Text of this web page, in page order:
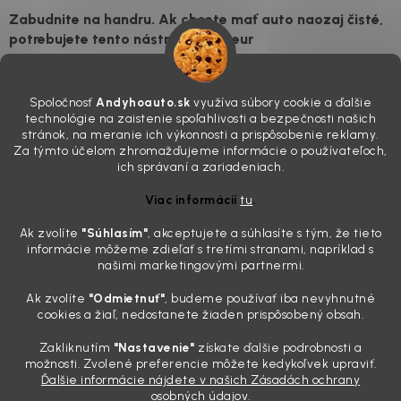
Spoločnosť Andyhoauto.sk využíva súbory cookie a ďalšie
technológie na zaistenie spoľahlivosti a bezpečnosti našich
stránok, na meranie ich výkonnosti a prispôsobenie reklamy.
Za týmto účelom zhromažďujeme informácie o používateľoch,
ich správaní a zariadeniach.
Viac informáciítu.
Ak zvolíte "Súhlasím", akceptujete a súhlasíte s tým, že tieto
informácie môžeme zdieľať s tretími stranami, napríklad s
našimi marketingovými partnermi.
Ak zvolíte "Odmietnuť", budeme používať iba nevyhnutné
cookies a žiaľ, nedostanete žiaden prispôsobený obsah.
Zakliknutím "Nastavenie" získate ďalšie podrobnosti a
možnosti. Zvolené preferencie môžete kedykoľvek upraviť.
Ďalšie informácie nájdete v našich Zásadách ochrany
osobných údajov.
Zabudnite na handru. Ak chcete mať auto naozaj čisté,
potrebujete tento nástroj za pár eur
„upratanom“ aute, no pri pohľade na palubnú dosku vás ide poraziť. V
mriežkach ventilácie, okolo tlačidiel a v švíkoch sedačiek na vás stále
drzo pozerá prach. Handra ani vysávač tam jednodu...
Detailing nemusí stáť výplatu: 5 kúskov autokozmetiky,
Sobotné ráno, káva v ruke a pred vami zaprášená kapota. Pre
niekoho nuda, pre nás najlepší relax. Lenže keď si v košíku spočítate
všetky tie fľaštičky, šampóny a utierky, výsledná suma vie poriadne
pokaziť náladu. Dobrá správa je, že aj profi výbava ...
Zabudnite na šmuhy: 7 overených vychytávok, ktoré z
28.7.2026
Poznáte ten pocit. Sobota ráno, slnko sa oprie do laku a vy namiesto